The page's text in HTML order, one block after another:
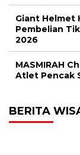
Giant Helmet
Pembelian
2026
MASMIRAH
Atlet Pencak
BERITA